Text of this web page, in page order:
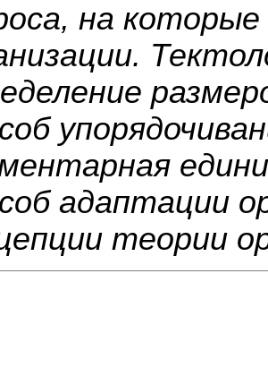
на
адаптации
теории